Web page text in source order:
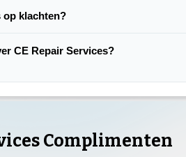
op klachten?
CE Repair Services?
Complimenten